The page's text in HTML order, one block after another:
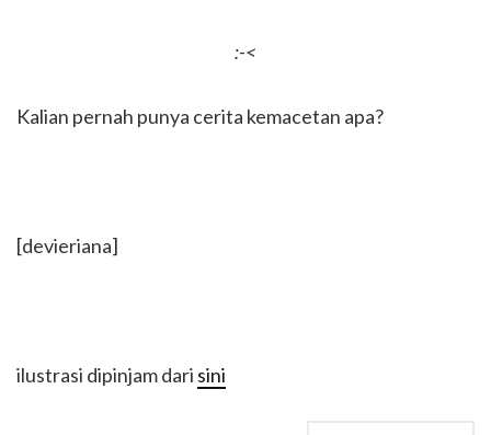
:-<
Kalian pernah punya cerita kemacetan apa?
[devieriana]
ilustrasi dipinjam dari sini